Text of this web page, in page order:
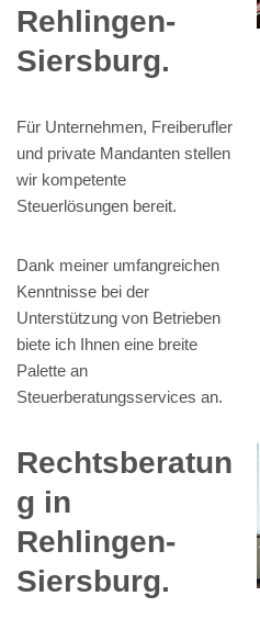
Rehlingen-
Siersburg.
Für Unternehmen, Freiberufler
und private Mandanten stellen
wir kompetente
Steuerlösungen bereit.
Dank meiner umfangreichen
Kenntnisse bei der
Unterstützung von Betrieben
biete ich Ihnen eine breite
Palette an
Steuerberatungsservices an.
Rechtsberatun
g in
Rehlingen-
Siersburg.